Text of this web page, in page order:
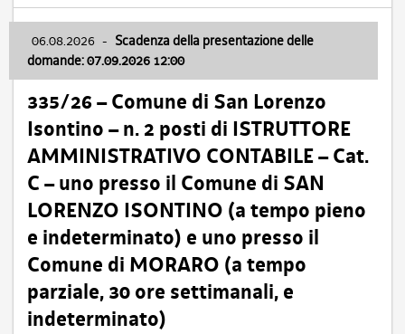
06.08.2026 - Scadenza della presentazione delle
domande: 07.09.2026 12:00
335/26 – Comune di San Lorenzo
Isontino – n. 2 posti di ISTRUTTORE
AMMINISTRATIVO CONTABILE – Cat.
C – uno presso il Comune di SAN
LORENZO ISONTINO (a tempo pieno
e indeterminato) e uno presso il
Comune di MORARO (a tempo
parziale, 30 ore settimanali, e
indeterminato)